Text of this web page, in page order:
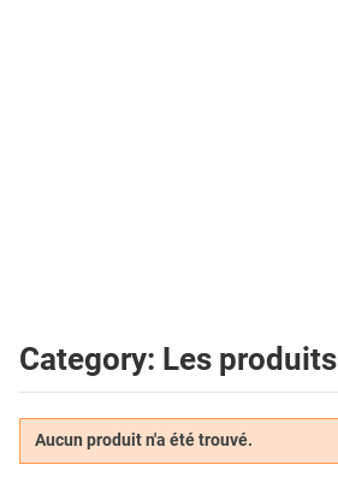
Category: Les produits
Aucun produit n'a été trouvé.